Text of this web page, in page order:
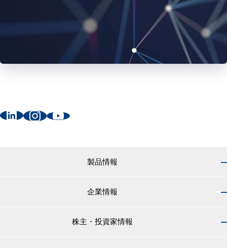
製品情報
企業情報
株主・投資家情報